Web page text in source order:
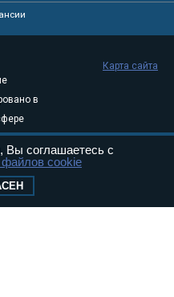
в
и
05
Карта сайта
Вы соглашаетесь с
файлов cookie